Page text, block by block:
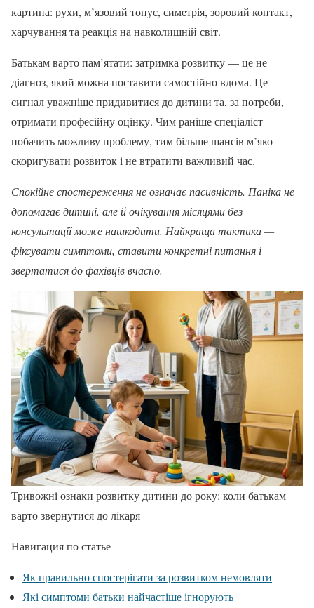
картина: рухи, м’язовий тонус, симетрія, зоровий контакт,
харчування та реакція на навколишній світ.
Батькам варто пам’ятати: затримка розвитку — це не
діагноз, який можна поставити самостійно вдома. Це
сигнал уважніше придивитися до дитини та, за потреби,
отримати професійну оцінку. Чим раніше спеціаліст
побачить можливу проблему, тим більше шансів м’яко
скоригувати розвиток і не втратити важливий час.
Спокійне спостереження не означає пасивність. Паніка не
допомагає дитині, але й очікування місяцями без
консультації може нашкодити. Найкраща тактика —
фіксувати симптоми, ставити конкретні питання і
звертатися до фахівців вчасно.
Тривожні ознаки розвитку дитини до року: коли батькам
варто звернутися до лікаря
Навигация по статье
Як правильно спостерігати за розвитком немовляти
Які симптоми батьки найчастіше ігнорують